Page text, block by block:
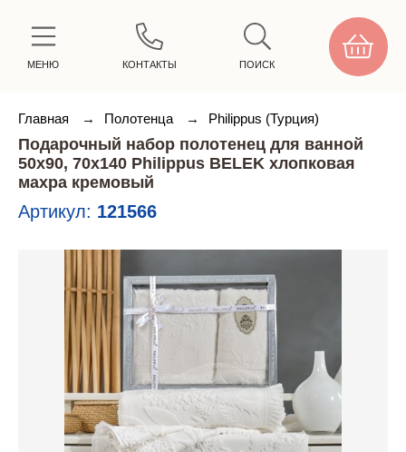
МЕНЮ КОНТАКТЫ ПОИСК
Главная → Полотенца → Philippus (Турция)
Подарочный набор полотенец для ванной
50х90, 70х140 Philippus BELEK хлопковая
махра кремовый
Артикул: 121566